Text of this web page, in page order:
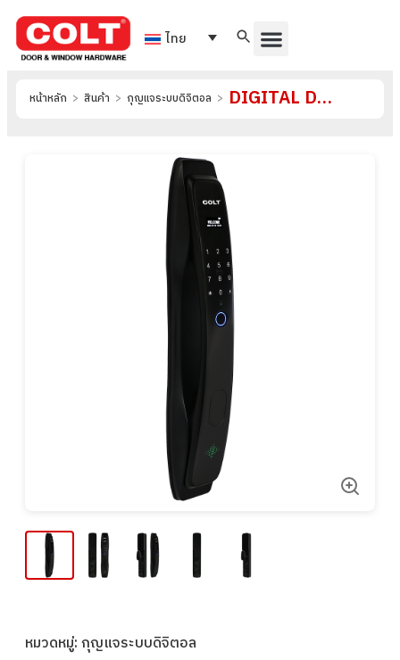
ไทย
หน้าหลัก > สินค้า > กุญแจระบบดิจิตอล > DIGITAL DOOR LOCK รุ่น A1
หมวดหมู่:กุญแจระบบดิจิตอล